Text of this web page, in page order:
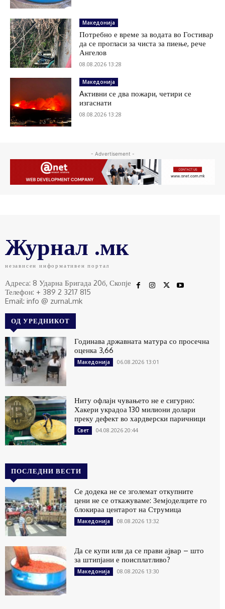
Македонија
Потребно е време за водата во Гостивар
да се прогласи за чиста за пиење, рече
Ангелов
08.08.2026 13:28
Македонија
Aктивни се два пожари, четири се
изгаснати
08.08.2026 13:28
- Advertisement -
Журнал .мк
независен информативен портал
Адреса: 8 Ударна Бригада 20б, Скопје
Телефон: + 389 2 3217 815
Email: info @ zurnal.mk
ОД УРЕДНИКОТ
Годинава државната матура со просечна
оценка 3,66
Македонија 06.08.2026 13:01
Ниту офлајн чувањето не е сигурно:
Хакери украдоа 130 милиони долари
преку дефект во хардверски паричници
Свет 04.08.2026 20:44
ПОСЛЕДНИ ВЕСТИ
Се додека не се зголемат откупните
цени не се откажуваме: Земјоделците го
блокираа центарот на Струмица
Македонија 08.08.2026 13:32
Да се купи или да се прави ајвар – што
за штипјани е поисплатливо?
Македонија 08.08.2026 13:30